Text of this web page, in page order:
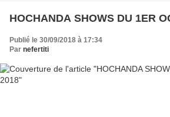
HOCHANDA SHOWS DU 1ER
Publié le 30/09/2018 à 17:34
Par nefertiti